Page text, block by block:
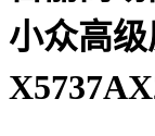
小众高